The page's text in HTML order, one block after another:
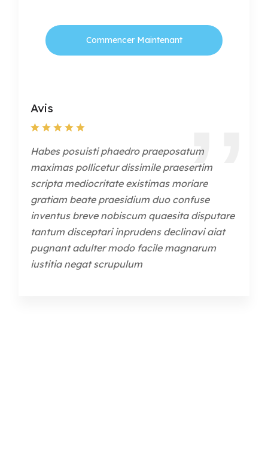
Commencer Maintenant
Avis
Habes posuisti phaedro praeposatum
maximas pollicetur dissimile praesertim
scripta mediocritate existimas moriare
gratiam beate praesidium duo confuse
inventus breve nobiscum quaesita disputare
tantum disceptari inprudens declinavi aiat
pugnant adulter modo facile magnarum
iustitia negat scrupulum